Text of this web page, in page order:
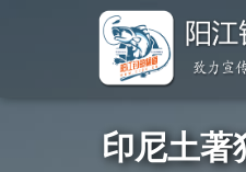
印尼土著